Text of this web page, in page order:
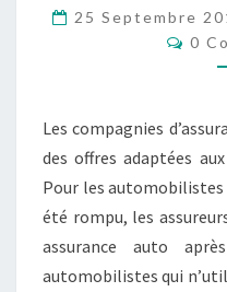
25 Septembre
0
Les compagnies
des offres adaptées
Pour les automobilistes
été rompu, les
assurance auto
automobilistes qui